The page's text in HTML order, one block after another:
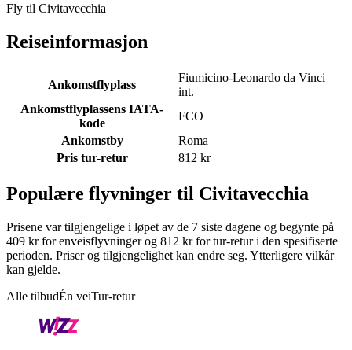
Fly til Civitavecchia
Reiseinformasjon
Ankomstflyplass
Fiumicino-Leonardo da Vinci
int.
Ankomstflyplassens IATA-
kode
FCO
Ankomstby
Roma
Pris tur-retur
812 kr
Populære flyvninger til Civitavecchia
Prisene var tilgjengelige i løpet av de 7 siste dagene og begynte på
409 kr for enveisflyvninger og 812 kr for tur-retur i den spesifiserte
perioden. Priser og tilgjengelighet kan endre seg. Ytterligere vilkår
kan gjelde.
Alle tilbudÉn veiTur-retur